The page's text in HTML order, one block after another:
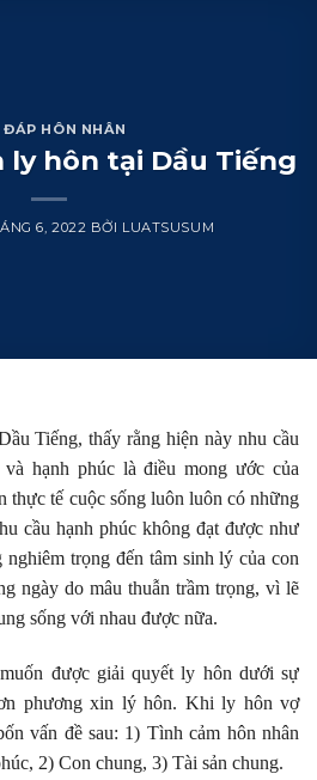
ĐÁP HÔN NHÂN
ly hôn tại Dầu Tiếng
6, 2022 BỞI LUATSUSUM
Tiếng, thấy rằng hiện này nhu cầu
hạnh phúc là điều mong ước của
thực tế cuộc sống luôn luôn có những
cầu hạnh phúc không đạt được như
trọng đến tâm sinh lý của con
ngày do mâu thuẫn trầm trọng, vì lẽ
sống với nhau được nữa.
được giải quyết ly hôn dưới sự
phương xin lý hôn. Khi ly hôn vợ
vấn đề sau: 1) Tình cảm hôn nhân
2) Con chung, 3) Tài sản chung.